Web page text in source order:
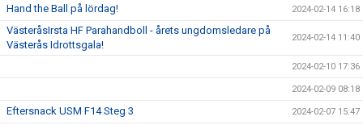
Hand the Ball på lördag! 2024-02-14 16:18
VästeråsIrsta HF Parahandboll - årets ungdomsledare på
Västerås Idrottsgala!
2024-02-14 11:40
2024-02-10 17:36
2024-02-09 08:18
Eftersnack USM F14 Steg 3 2024-02-07 15:47